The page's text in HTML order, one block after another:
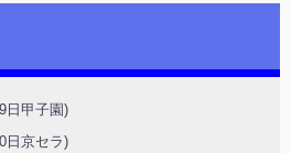
日甲子園)
日京セラ)